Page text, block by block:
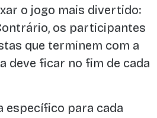
o jogo mais divertido:
os participantes
que terminem com a
deve ficar no fim de cada
específico para cada